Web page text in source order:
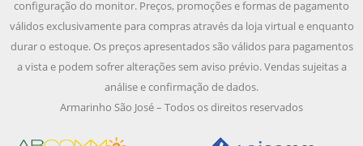
configuração do monitor. Preços, promoções e formas de pagamento
válidos exclusivamente para compras através da loja virtual e enquanto
durar o estoque. Os preços apresentados são válidos para pagamentos
a vista e podem sofrer alterações sem aviso prévio. Vendas sujeitas a
análise e confirmação de dados.
Armarinho São José – Todos os direitos reservados